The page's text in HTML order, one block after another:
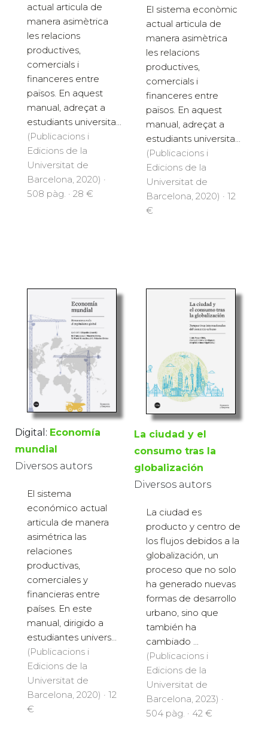
actual articula de
manera asimètrica
les relacions
productives,
comercials i
financeres entre
països. En aquest
manual, adreçat a
estudiants universita...
(Publicacions i
Edicions de la
Universitat de
Barcelona, 2020) ·
508 pàg. · 28 €
El sistema econòmic
actual articula de
manera asimètrica
les relacions
productives,
comercials i
financeres entre
països. En aquest
manual, adreçat a
estudiants universita...
(Publicacions i
Edicions de la
Universitat de
Barcelona, 2020) · 12
€
Digital: Economía
mundial
Diversos autors
El sistema
económico actual
articula de manera
asimétrica las
relaciones
productivas,
comerciales y
financieras entre
países. En este
manual, dirigido a
estudiantes univers...
(Publicacions i
Edicions de la
Universitat de
Barcelona, 2020) · 12
€
La ciudad y el
consumo tras la
globalización
Diversos autors
La ciudad es
producto y centro de
los flujos debidos a la
globalización, un
proceso que no solo
ha generado nuevas
formas de desarrollo
urbano, sino que
también ha
cambiado ...
(Publicacions i
Edicions de la
Universitat de
Barcelona, 2023) ·
504 pàg. · 42 €